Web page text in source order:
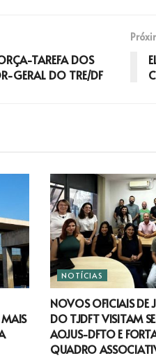
TAREFA DOS
GERAL DO TRE/DF
NOTÍCIAS
NOVOS OFICIAIS DE
DO TJDFT VISITAM
AOJUS-DFTO E
QUADRO